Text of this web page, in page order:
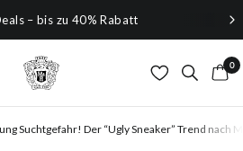
– bis zu 40% Rabatt
0
Suchtgefahr! Der “Ugly Sneaker” Trend nach